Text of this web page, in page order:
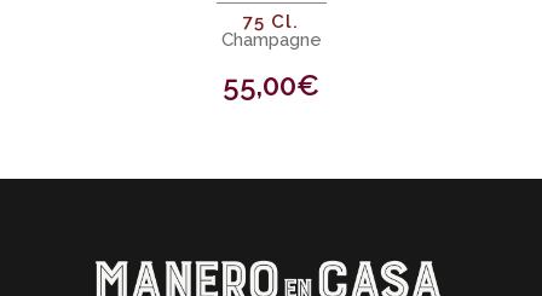
75 Cl.
Champagne
55,00€